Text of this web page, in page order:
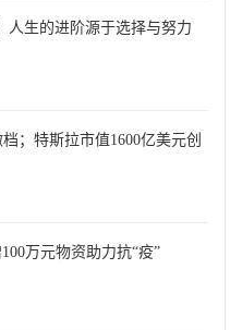
人生的进阶源于选择与努力
；特斯拉市值1600亿美元创
万元物资助力抗“疫”